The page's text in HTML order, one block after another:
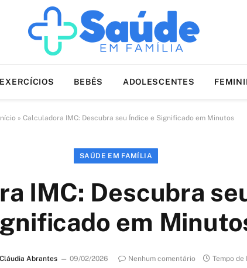
EXERCÍCIOS BEBÊS ADOLESCENTES
» Calculadora IMC: Descubra seu Índice e Significado em Minutos
SAÚDE EM FAMÍLIA
IMC: Descubra
em
Cláudia Abrantes 09/02/2026 Nenhum comentário Tempo de